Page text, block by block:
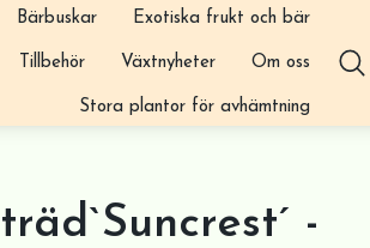
Bärbuskar Exotiska frukt och bär
Tillbehör Växtnyheter Om oss
Stora plantor för avhämtning
-